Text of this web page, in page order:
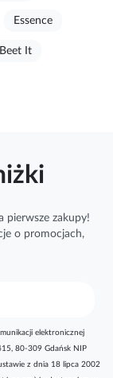
Essence
Beet It
pierwsze zakupy!
o promocjach,
elektronicznej
80-309 Gdańsk NIP
z dnia 18 lipca 2002